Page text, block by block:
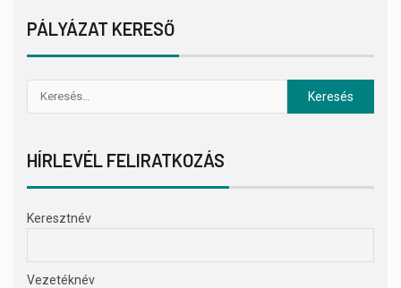
PÁLYÁZAT KERESŐ
HÍRLEVÉL FELIRATKOZÁS
Keresztnév
Vezetéknév